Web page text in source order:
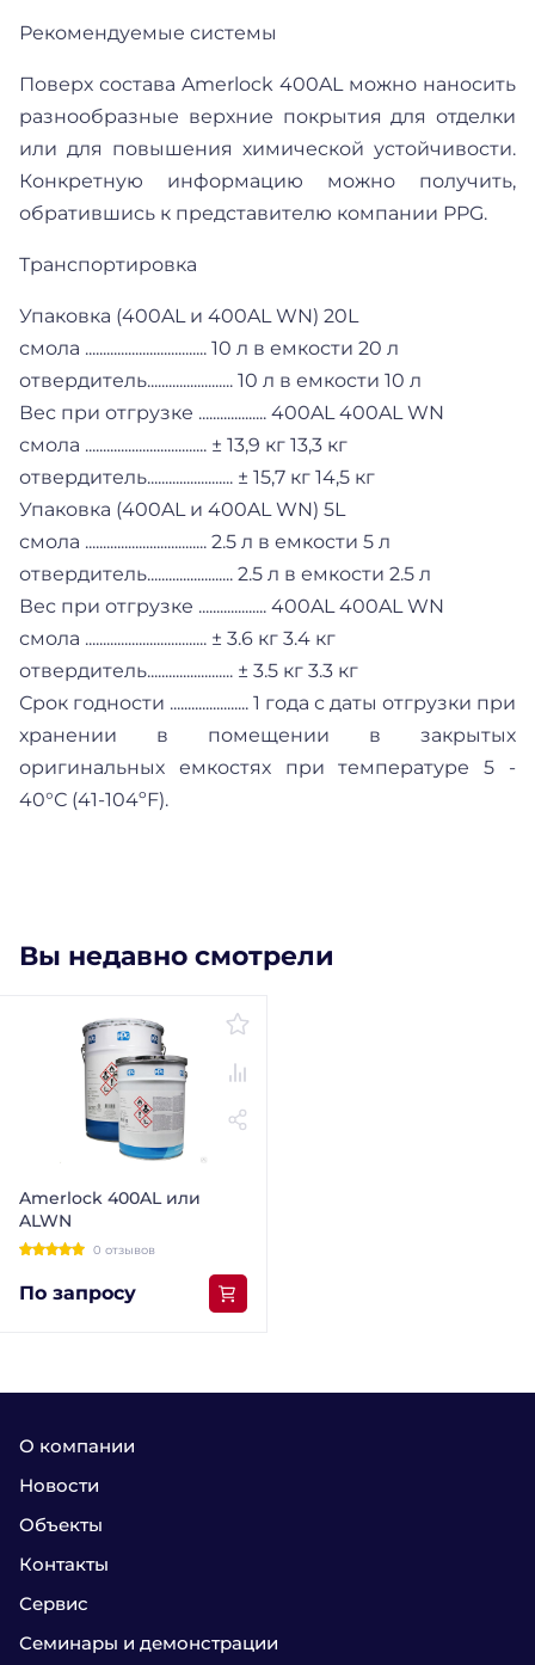
Рекомендуемые системы
Поверх состава Amerlock 400AL можно наносить
разнообразные верхние покрытия для отделки
или для повышения химической устойчивости.
Конкретную информацию можно получить,
обратившись к представителю компании PPG.
Транспортировка
Упаковка (400AL и 400AL WN) 20L
смола .................................. 10 л в емкости 20 л
отвердитель........................ 10 л в емкости 10 л
Вес при отгрузке ................... 400AL 400AL WN
смола .................................. ± 13,9 кг 13,3 кг
отвердитель........................ ± 15,7 кг 14,5 кг
Упаковка (400AL и 400AL WN) 5L
смола .................................. 2.5 л в емкости 5 л
отвердитель........................ 2.5 л в емкости 2.5 л
Вес при отгрузке ................... 400AL 400AL WN
смола .................................. ± 3.6 кг 3.4 кг
отвердитель........................ ± 3.5 кг 3.3 кг
Срок годности ...................... 1 годa с даты отгрузки при
хранении в помещении в закрытых
оригинальных емкостях при температуре 5 -
40°С (41-104ºF).
Вы недавно смотрели
Amerlock 400AL или
ALWN
0 отзывов
По запросу
О компании
Новости
Объекты
Контакты
Сервис
Семинары и демонстрации